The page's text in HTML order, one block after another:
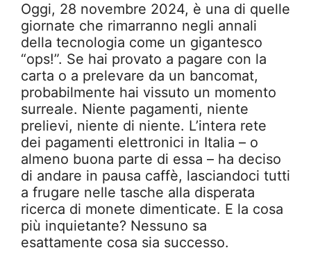
Oggi, 28 novembre 2024, è una di quelle
giornate che rimarranno negli annali
della tecnologia come un gigantesco
“ops!”. Se hai provato a pagare con la
carta o a prelevare da un bancomat,
probabilmente hai vissuto un momento
surreale. Niente pagamenti, niente
prelievi, niente di niente. L’intera rete
dei pagamenti elettronici in Italia – o
almeno buona parte di essa – ha deciso
di andare in pausa caffè, lasciandoci tutti
a frugare nelle tasche alla disperata
ricerca di monete dimenticate. E la cosa
più inquietante? Nessuno sa
esattamente cosa sia successo.